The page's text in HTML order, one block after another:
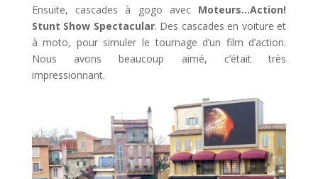
Ensuite, cascades à gogo avec Moteurs…Action!
Stunt Show Spectacular. Des cascades en voiture et
à moto, pour simuler le tournage d’un film d’action.
Nous avons beaucoup aimé, c’était très
impressionnant.